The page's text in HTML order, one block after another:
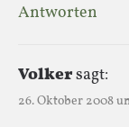
Antworten
Volkersagt:
26. Oktober 2008